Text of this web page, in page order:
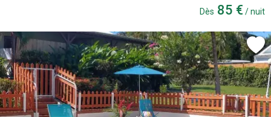
Dès 85 € / nuit